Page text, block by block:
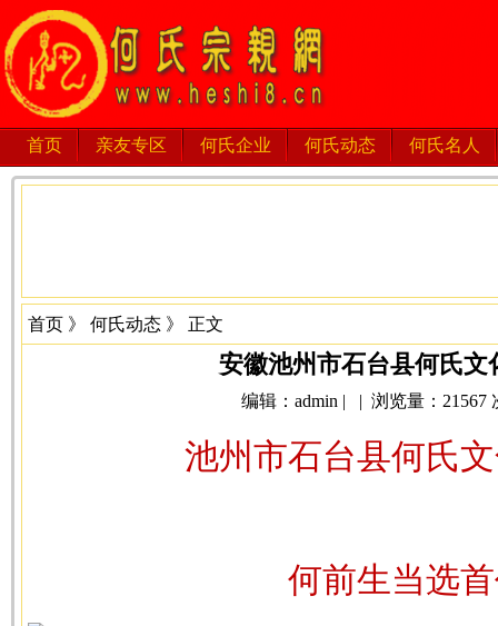
首页 亲友专区 何氏企业 何氏动态 何氏名人
首页 》 何氏动态 》 正文
安徽池州市石台县何氏文
编辑：admin | | 浏览量：21567
池州市石台县何氏
何前生当选